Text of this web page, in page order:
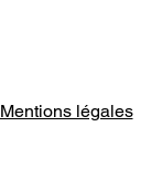
Mentions légales